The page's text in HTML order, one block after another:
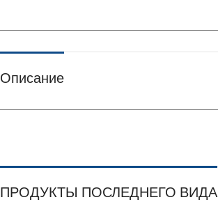
Описание
ПРОДУКТЫ ПОСЛЕДНЕГО ВИДА